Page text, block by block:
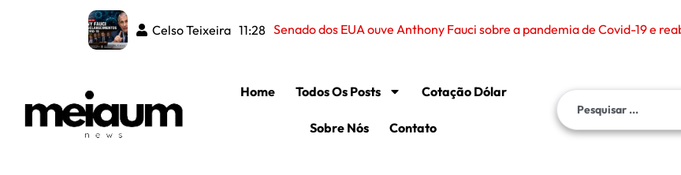
Celso Teixeira 11:28 Senado dos EUA ouve Anthony Fauci sobre a pandemia de Covid-19 e
Home Todos Os Posts Cotação Dólar
Sobre Nós Contato